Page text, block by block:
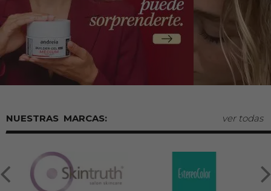
MARCAS: ver todas